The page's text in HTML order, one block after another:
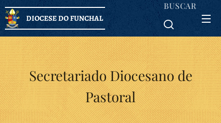
DIOCESE DO FUNCHAL
BUSCAR
Secretariado Diocesano de
Pastoral